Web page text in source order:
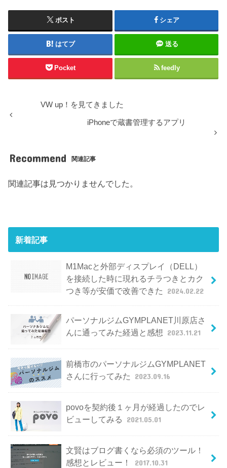
ポスト シェア
はてブ 送る
Pocket feedly
VW up！を見てきました
iPhoneで蔵書管理するアプリ
Recommend 関連記事
関連記事は見つかりませんでした。
新着記事
M1Macと外部ディスプレイ（DELL）
を接続した時に現れるチラつきとカク
つき等が安価で改善できた
2024.02.22
パーソナルジムGYMPLANET川原店さ
んに通ってみた経過と感想 2023.11.21
前橋市のパーソナルジムGYMPLANET
さんに行ってみた
2023.09.16
povoを契約後１ヶ月が経過したのでレ
ビューしてみる
2021.05.01
文賢はブログ書くなら必須のツール！
感想とレビュー！
2017.10.31